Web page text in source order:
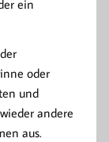
ein
oder
und
andere
aus.